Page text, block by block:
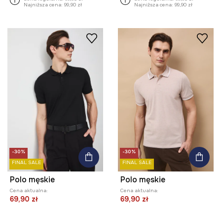
Najniższa cena: 99,90 zł
Najniższa cena: 99,90 zł
-30%
FINAL SALE
Polo męskie
Cena aktualna:
69,90 zł
-30%
FINAL SALE
Polo męskie
Cena aktualna:
69,90 zł